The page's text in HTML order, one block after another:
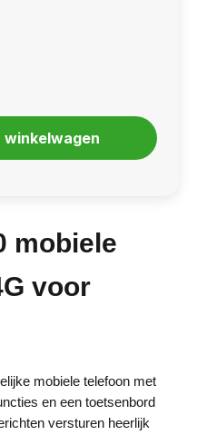
mobiele
voor
mobiele telefoon met
en een toetsenbord
versturen heerlijk